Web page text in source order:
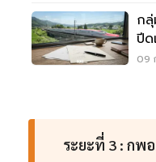
ก
ปีด
ท
09
ระยะที่ 3 : กพ